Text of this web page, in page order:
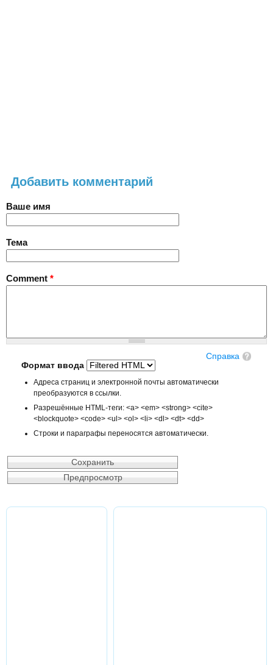
Добавить комментарий
Ваше имя
Тема
Comment *
Справка
Формат ввода
Адреса страниц и электронной почты автоматически
преобразуются в ссылки.
Разрешённые HTML-теги: <a> <em> <strong> <cite>
<blockquote> <code> <ul> <ol> <li> <dl> <dt> <dd>
Строки и параграфы переносятся автоматически.